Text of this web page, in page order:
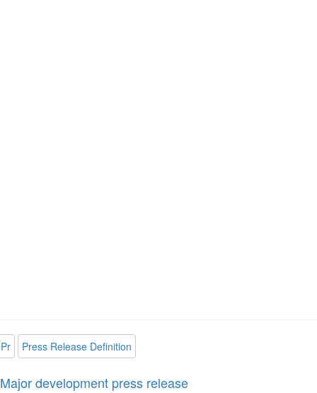
Pr Press Release Definition
Major development press release